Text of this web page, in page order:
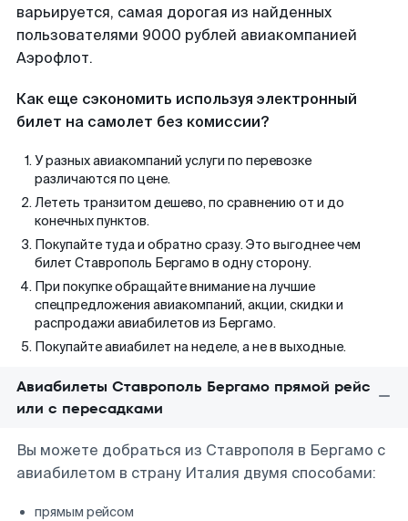
варьируется, самая дорогая из найденных
пользователями 9000 рублей авиакомпанией
Аэрофлот.
Как еще сэкономить используя электронный
билет на самолет без комиссии?
У разных авиакомпаний услуги по перевозке
различаются по цене.
Лететь транзитом дешево, по сравнению от и до
конечных пунктов.
Покупайте туда и обратно сразу. Это выгоднее чем
билет Ставрополь Бергамо в одну сторону.
При покупке обращайте внимание на лучшие
спецпредложения авиакомпаний, акции, скидки и
распродажи авиабилетов из Бергамо.
Покупайте авиабилет на неделе, а не в выходные.
Авиабилеты Ставрополь Бергамо прямой рейс
или с пересадками
Вы можете добраться из Ставрополя в Бергамо с
авиабилетом в страну Италия двумя способами:
прямым рейсом